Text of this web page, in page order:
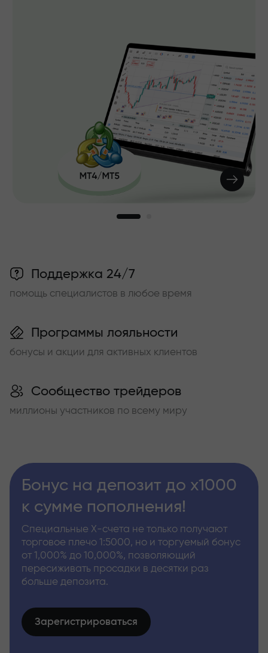
Поддержка 24/7
помощь специалистов в любое время
Программы лояльности
бонусы и акции для активных клиентов
Сообщество трейдеров
миллионы участников по всему миру
Бонус на депозит до х1000
к сумме пополнения!
Специальные Х-счета не только получают
торговое плечо 1:5000, но и торгуемый бонус
от 1,000% до 10,000%, позволяющий
пересиживать просадки в десятки раз
больше депозита.
Зарегистрироваться